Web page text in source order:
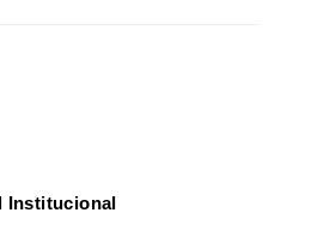
Institucional